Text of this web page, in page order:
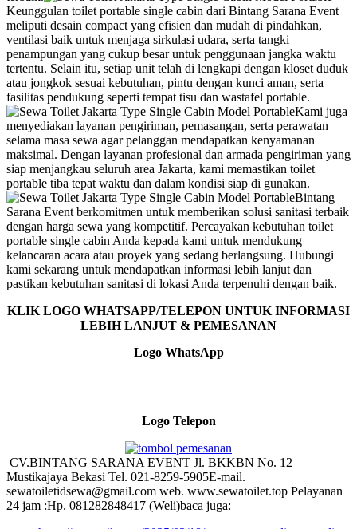
Keunggulan toilet portable single cabin dari Bintang Sarana Event
meliputi desain compact yang efisien dan mudah di pindahkan,
ventilasi baik untuk menjaga sirkulasi udara, serta tangki
penampungan yang cukup besar untuk penggunaan jangka waktu
tertentu. Selain itu, setiap unit telah di lengkapi dengan kloset duduk
atau jongkok sesuai kebutuhan, pintu dengan kunci aman, serta
fasilitas pendukung seperti tempat tisu dan wastafel portable.
Kami juga
menyediakan layanan pengiriman, pemasangan, serta perawatan
selama masa sewa agar pelanggan mendapatkan kenyamanan
maksimal. Dengan layanan profesional dan armada pengiriman yang
siap menjangkau seluruh area Jakarta, kami memastikan toilet
portable tiba tepat waktu dan dalam kondisi siap di gunakan.
Bintang
Sarana Event berkomitmen untuk memberikan solusi sanitasi terbaik
dengan harga sewa yang kompetitif. Percayakan kebutuhan toilet
portable single cabin Anda kepada kami untuk mendukung
kelancaran acara atau proyek yang sedang berlangsung. Hubungi
kami sekarang untuk mendapatkan informasi lebih lanjut dan
pastikan kebutuhan sanitasi di lokasi Anda terpenuhi dengan baik.
KLIK LOGO WHATSAPP/TELEPON UNTUK INFORMASI
LEBIH LANJUT & PEMESANAN
Logo WhatsApp
Logo Telepon
CV.BINTANG SARANA EVENT Jl. BKKBN No. 12
Mustikajaya Bekasi Tel. 021-8259-5905E-mail.
sewatoiletidsewa@gmail.com web. www.sewatoilet.top Pelayanan
24 jam :Hp. 081282848417 (Weli)baca juga: